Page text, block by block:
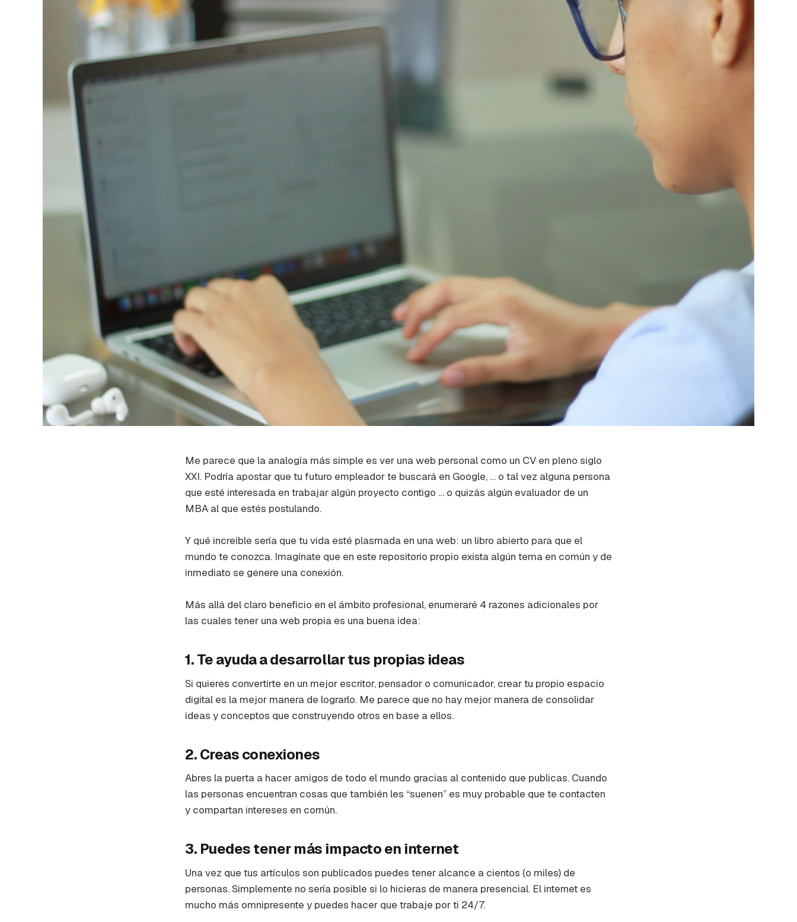
Me parece que la analogía más simple es ver una web personal como un CV en pleno siglo
XXI. Podría apostar que tu futuro empleador te buscará en Google, … o tal vez alguna persona
que esté interesada en trabajar algún proyecto contigo … o quizás algún evaluador de un
MBA al que estés postulando.
Y qué increíble sería que tu vida esté plasmada en una web: un libro abierto para que el
mundo te conozca. Imagínate que en este repositorio propio exista algún tema en común y de
inmediato se genere una conexión.
Más allá del claro beneficio en el ámbito profesional, enumeraré 4 razones adicionales por
las cuales tener una web propia es una buena idea:
1. Te ayuda a desarrollar tus propias ideas
Si quieres convertirte en un mejor escritor, pensador o comunicador, crear tu propio espacio
digital es la mejor manera de lograrlo. Me parece que no hay mejor manera de consolidar
ideas y conceptos que construyendo otros en base a ellos.
2. Creas conexiones
Abres la puerta a hacer amigos de todo el mundo gracias al contenido que publicas. Cuando
las personas encuentran cosas que también les “suenen” es muy probable que te contacten
y compartan intereses en común.
3. Puedes tener más impacto en internet
Una vez que tus artículos son publicados puedes tener alcance a cientos (o miles) de
personas. Simplemente no sería posible si lo hicieras de manera presencial. El internet es
mucho más omnipresente y puedes hacer que trabaje por ti 24/7.